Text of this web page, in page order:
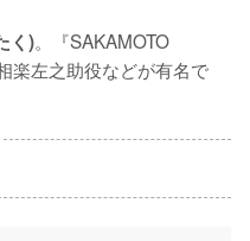
く)。『SAKAMOTO
楽左之助役などが有名で